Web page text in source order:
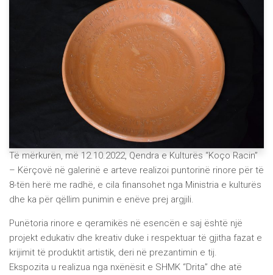
Të mërkurën, më 12.10.2022, Qendra e Kulturës “Koço Racin”
– Kërçovë në galerinë e arteve realizoi puntorinë rinore për të
8-tën herë me radhë, e cila finansohet nga Ministria e kulturës
dhe ka për qëllim punimin e enëve prej argjili.
Punëtoria rinore e qeramikës në esencën e saj është një
projekt edukativ dhe kreativ duke i respektuar të gjitha fazat e
krijimit të produktit artistik, deri në prezantimin e tij.
Ekspozita u realizua nga nxënësit e SHMK “Drita” dhe atë